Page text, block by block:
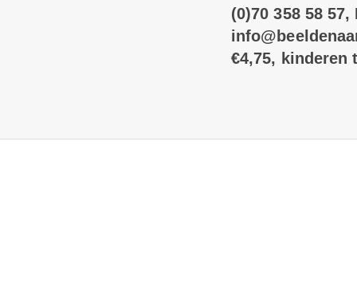
(0)70 358 58
€4,75, kinderen